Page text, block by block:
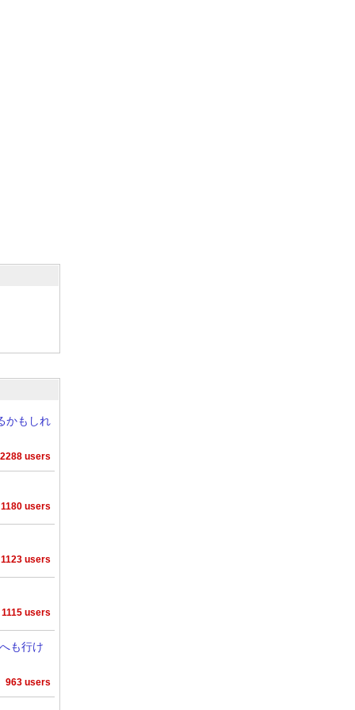
かもしれ
2288 users
1180 users
1123 users
1115 users
も行け
963 users